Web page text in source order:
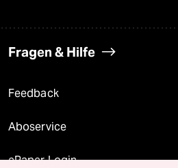
Fragen & Hilfe
Feedback
Aboservice
ePaper Login